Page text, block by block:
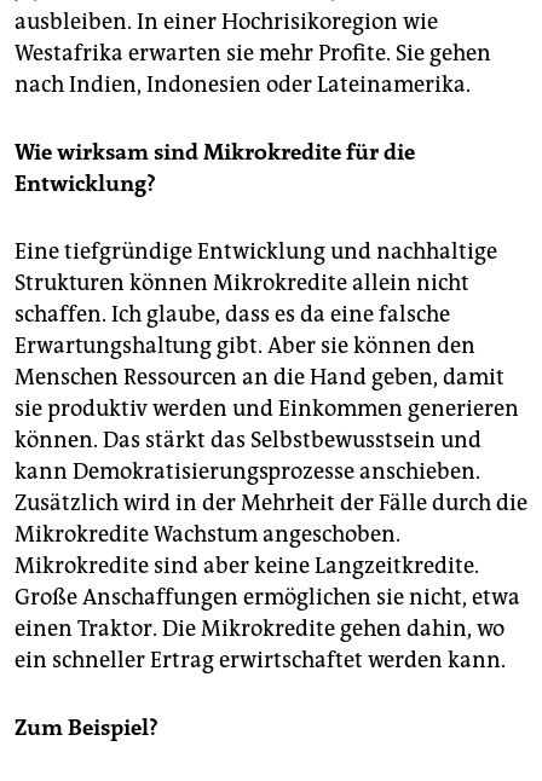
ausbleiben. In einer Hochrisikoregion wie
Westafrika erwarten sie mehr Profite. Sie gehen
nach Indien, Indonesien oder Lateinamerika.
Wie wirksam sind Mikrokredite für die
Entwicklung?
Eine tiefgründige Entwicklung und nachhaltige
Strukturen können Mikrokredite allein nicht
schaffen. Ich glaube, dass es da eine falsche
Erwartungshaltung gibt. Aber sie können den
Menschen Ressourcen an die Hand geben, damit
sie produktiv werden und Einkommen generieren
können. Das stärkt das Selbstbewusstsein und
kann Demokratisierungsprozesse anschieben.
Zusätzlich wird in der Mehrheit der Fälle durch die
Mikrokredite Wachstum angeschoben.
Mikrokredite sind aber keine Langzeitkredite.
Große Anschaffungen ermöglichen sie nicht, etwa
einen Traktor. Die Mikrokredite gehen dahin, wo
ein schneller Ertrag erwirtschaftet werden kann.
Zum Beispiel?